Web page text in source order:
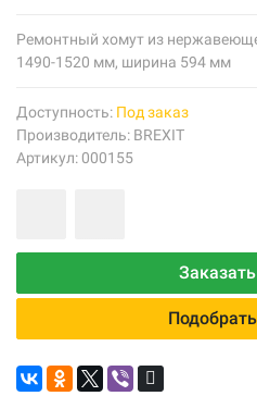
Ремонтный хомут из
1490-1520 мм, ширина 594 мм
Доступность: Под заказ
Производитель: BREXIT
Артикул: 000155